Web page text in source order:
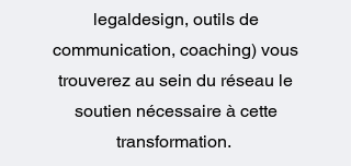
legaldesign, outils de
communication, coaching) vous
trouverez au sein du réseau le
soutien nécessaire à cette
transformation.